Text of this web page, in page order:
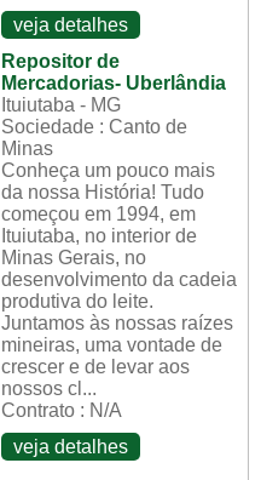
veja detalhes
Repositor de
Mercadorias- Uberlândia
Ituiutaba - MG
Sociedade : Canto de
Minas
Conheça um pouco mais
da nossa História! Tudo
começou em 1994, em
Ituiutaba, no interior de
Minas Gerais, no
desenvolvimento da cadeia
produtiva do leite.
Juntamos às nossas raízes
mineiras, uma vontade de
crescer e de levar aos
nossos cl...
Contrato : N/A
veja detalhes